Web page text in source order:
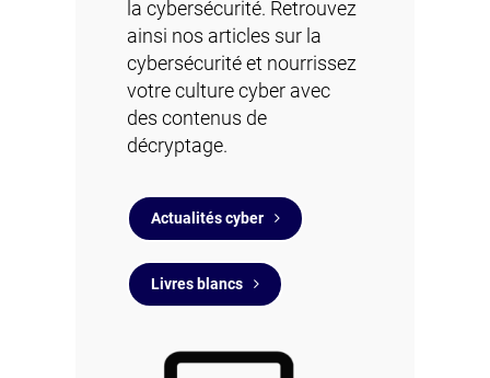
la cybersécurité. Retrouvez
ainsi nos articles sur la
cybersécurité et nourrissez
votre culture cyber avec
des contenus de
décryptage.
Actualités cyber
Livres blancs